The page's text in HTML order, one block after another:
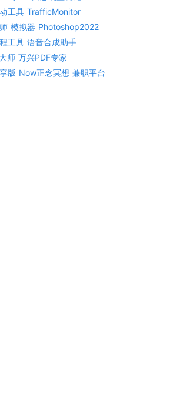
工具 TrafficMonitor
模拟器 Photoshop2022
工具 语音合成助手
师 万兴PDF专家
版 Now正念冥想 兼职平台